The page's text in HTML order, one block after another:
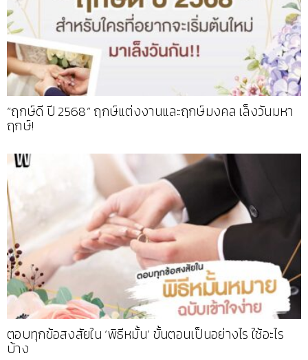
“ฤกษ์ดี ปี 2568” ฤกษ์แต่งงานและฤกษ์มงคล เล็งวันมหา
ฤกษ์!
ตอบทุกข้อสงสัยใน ‘พิธีหมั้น’ ขั้นตอนเป็นอย่างไร ใช้อะไร
บ้าง